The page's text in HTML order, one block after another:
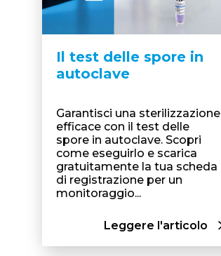
Il test delle spore in
autoclave
Garantisci una sterilizzazione
efficace con il test delle
spore in autoclave. Scopri
come eseguirlo e scarica
gratuitamente la tua scheda
di registrazione per un
monitoraggio...
Leggere l'articolo